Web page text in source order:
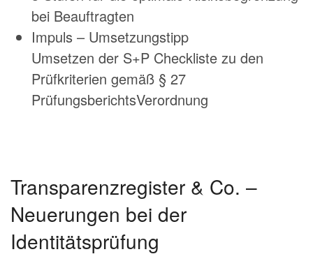
bei Beauftragten
Impuls – Umsetzungstipp
Umsetzen der S+P Checkliste zu den
Prüfkriterien gemäß § 27
PrüfungsberichtsVerordnung
Transparenzregister & Co. –
Neuerungen bei der
Identitätsprüfung